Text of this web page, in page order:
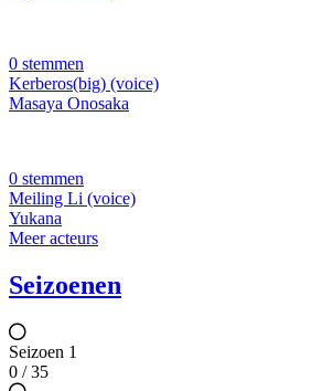
0 stemmen
Kerberos(big) (voice)
Masaya Onosaka
0 stemmen
Meiling Li (voice)
Yukana
Meer acteurs
Seizoenen
Seizoen 1
0 / 35